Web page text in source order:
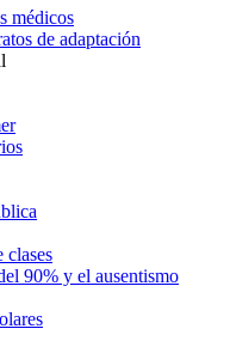
médicos
de adaptación
clases
90% y el ausentismo